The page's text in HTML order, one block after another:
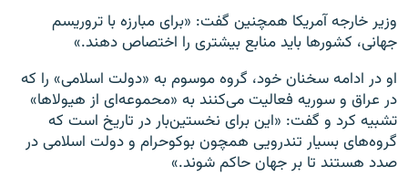
وزیر خارجه آمریکا همچنین گفت: «برای مبارزه با تروریسم
جهانی، ‌کشور‌ها باید منابع بیشتری را اختصاص دهند.»
او در ادامه سخنان خود، گروه موسوم به «دولت اسلامی» را که
در عراق و سوریه فعالیت می‌کنند به «محموعه‌ای از هیولا‌ها»
تشبیه کرد و گفت: «این برای نخستین‌بار در تاریخ است که
گروه‌های بسیار تندرویی همچون بوکوحرام و دولت اسلامی در
صدد هستند تا بر جهان حاکم شوند.»